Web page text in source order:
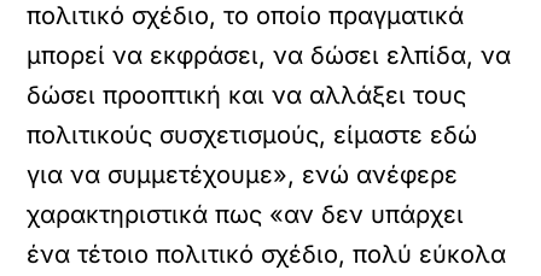
πολιτικό σχέδιο, το οποίο πραγματικά
μπορεί να εκφράσει, να δώσει ελπίδα, να
δώσει προοπτική και να αλλάξει τους
πολιτικούς συσχετισμούς, είμαστε εδώ
για να συμμετέχουμε», ενώ ανέφερε
χαρακτηριστικά πως «αν δεν υπάρχει
ένα τέτοιο πολιτικό σχέδιο, πολύ εύκολα